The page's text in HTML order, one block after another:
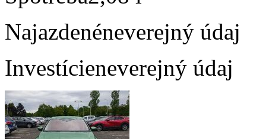
Najazdenéneverejný údaj
Investícieneverejný údaj